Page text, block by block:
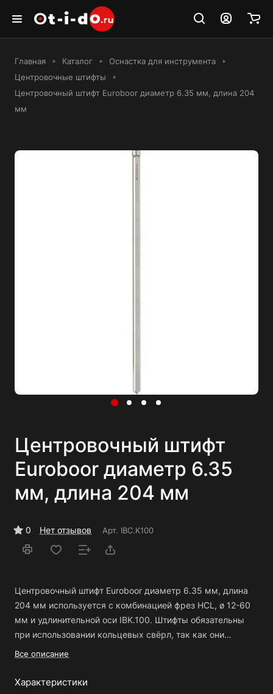
Главная Каталог
Оснастка для инструмента
Центровочные штифты
Центровочный штифт Euroboor диаметр 6.35 мм, длина 204
мм
Центровочный штифт
Euroboor диаметр 6.35
мм, длина 204 мм
0 Нет отзывов Арт. IBC.K100
Центровочный штифт Euroboor диаметр 6.35 мм, длина
204 мм используется с комбинацией фрез HCL, ø 12-60
мм и удлинительной оси IBK.100. Штифты обязательны
при использовании кольцевых свёрл, так как они
выполняют следующие практические функции:
Выталкивание пробки
Все описание
Характеристики